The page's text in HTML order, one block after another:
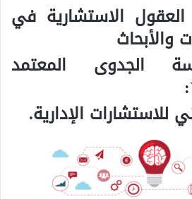
الاستشارية في
والأبحاث
الجدوى المعتمد
للاستشارات الإدارية.